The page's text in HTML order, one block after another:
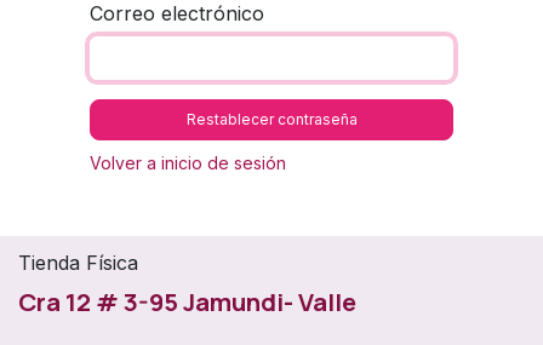
Correo electrónico
Restablecer contraseña
Volver a inicio de sesión
Tienda Física
Cra 12 # 3-95 Jamundi- Valle